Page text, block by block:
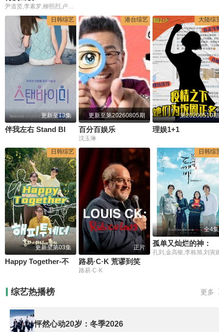
尹道贤,李素罗,柳熙烈,卢洪哲
日韩综艺
更新至13集
港台综艺
更新至第20260805期
百分百娱乐
沈玉琳
大陆综
第20200510期
理娱1+1
日韩综艺
更新至第03集 正片
路易·C·K 荒谬到笑
路易·C·K
日韩综
全4集
孔刘,金高银,李栋旭,刘寅
综艺热播榜 更多
怦然心动20岁：冬季2026